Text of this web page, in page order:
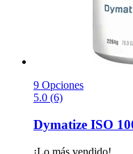
9 Opciones
5.0 (6)
Dymatize ISO
¡Lo más vendido!